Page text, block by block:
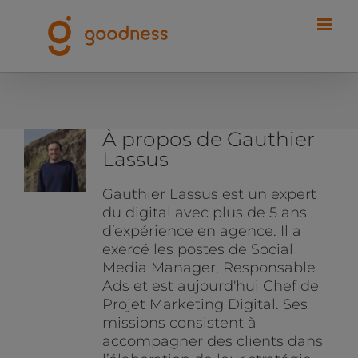
contenu
À propos de Gauthier
Lassus
Gauthier Lassus est un expert
du digital avec plus de 5 ans
d’expérience en agence. Il a
exercé les postes de Social
Media Manager, Responsable
Ads et est aujourd'hui Chef de
Projet Marketing Digital. Ses
missions consistent à
accompagner des clients dans